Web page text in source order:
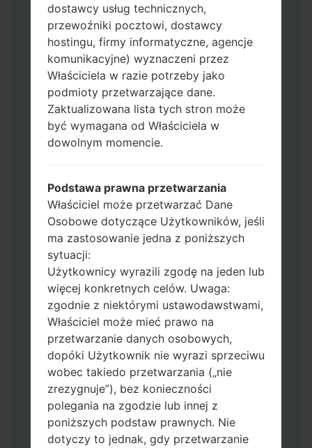
AP: "System & Recovery"
CP: "Modem & Radio"
CSC_***: "Country & Region & Operator"
HOME_CSC_***: "Country & Region &
Operator"
Dodaj wszystkie pliki w Odin 3.
Jeśli chcesz wyczyścić pamięć flash użyj
CSC_*** albo użyj HOME_CSC_ ***, aby
zachować wszystkie swoje dane i aplikacje.
metody:
Naciśnij i przytrzymaj klawisz zasilania,
przycisk zwiększania głośności i klawisz
Bixby.
Naciśnij i przytrzymaj klawisze
zwiększania i zmniejszania głośności,
następnie podłącz kabel USB.
Naciśnij i przytrzymaj klawisz zasilania,
przycisk zmniejszania głośności i klawisz
strony domowej.
Podłącz kabel USB, a następnie naciśnij i
przytrzymaj przycisk Bixby i klawisz
zmniejszania głośności.
Naciśnij i przytrzymaj klawisz zasilania i
przycisk zwiększania głośności.
Następnie podłącz urządzenie do
dostawcy usług technicznych,
przewoźniki pocztowi, dostawcy
hostingu, firmy informatyczne, agencje
komunikacyjne) wyznaczeni przez
Właściciela w razie potrzeby jako
podmioty przetwarzające dane.
Zaktualizowana lista tych stron może
być wymagana od Właściciela w
dowolnym momencie.
Podstawa prawna przetwarzania
Właściciel może przetwarzać Dane
Osobowe dotyczące Użytkowników, jeśli
ma zastosowanie jedna z poniższych
sytuacji:
Użytkownicy wyrazili zgodę na jeden lub
więcej konkretnych celów. Uwaga:
zgodnie z niektórymi ustawodawstwami,
Właściciel może mieć prawo na
przetwarzanie danych osobowych,
dopóki Użytkownik nie wyrazi sprzeciwu
wobec takiedo przetwarzania („nie
zrezygnuje”), bez konieczności
polegania na zgodzie lub innej z
poniższych podstaw prawnych. Nie
dotyczy to jednak, gdy przetwarzanie